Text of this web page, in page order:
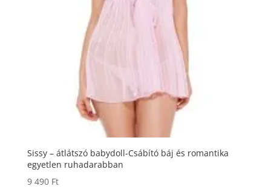
Sissy – átlátszó babydoll-Csábító báj és romantika
egyetlen ruhadarabban
9 490 Ft